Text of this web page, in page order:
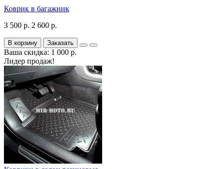
Коврик в багажник
3 500 р. 2 600 р.
В корзину Заказать
Ваша скидка: 1 000 р.
Лидер продаж!